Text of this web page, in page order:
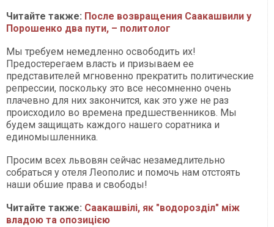
Читайте также: После возвращения Саакашвили у
Порошенко два пути, – политолог
Мы требуем немедленно освободить их!
Предостерегаем власть и призываем ее
представителей мгновенно прекратить политические
репрессии, поскольку это все несомненно очень
плачевно для них закончится, как это уже не раз
происходило во времена предшественников. Мы
будем защищать каждого нашего соратника и
единомышленника.
Просим всех львовян сейчас незамедлительно
собраться у отеля Леополис и помочь нам отстоять
наши обшие права и свободы!
Читайте также: Саакашвілі, як "водорозділ" між
владою та опозицією